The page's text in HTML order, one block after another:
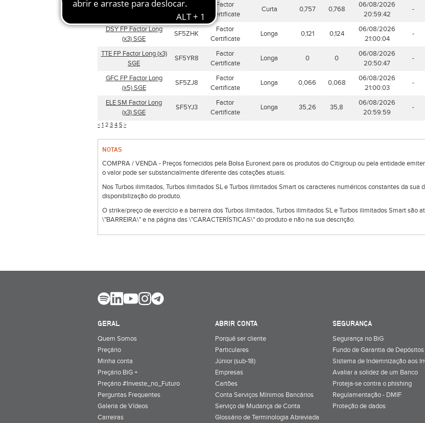
EDPR PL Factor Short
SF5YKB
Factor
Certificate
Curta 0,757 0,768
06/08/2026
20:59:42
-
DSY FP Factor Long
(x3) SGE
SF5ZHK
Factor
Certificate
Longa 0,121 0,124
06/08/2026
21:00:04
-
TTE FP Factor Long (x3)
SGE
SF5YR8
Factor
Certificate
Longa 0 0
06/08/2026
20:50:47
-
GFC FP Factor Long
(x5) SGE
SF5ZJ8
Factor
Certificate
Longa 0,066 0,068
06/08/2026
21:00:03
-
ELE SM Factor Long
(x3) SGE
SF5YJ3
Factor
Certificate
Longa 35,26 35,8
06/08/2026
20:59:59
-
< 1 2 3 4 5 >
NOTAS
COMPRA / VENDA - Preços fornecidos pela Bolsa Euronext para os produtos do Citigroup ou pela entidade
o valor pode ser substancialmente diferente das cotações atuais.
Nos Turbos ilimitados, Turbos ilimitados SL e Turbos ilimitados Smart os caracteres numéricos constantes da
disponibilização do produto.
O strike/preço de exercício e a barreira dos Turbos ilimitados, Turbos ilimitados SL e Turbos ilimitados Smart são
\"BARREIRA\" e na página das \"CARACTERÍSTICAS\" do produto e não na sua descrição.
GERAL
Quem Somos
Preçário
Minha conta
Preçário BiG +
Preçário #Investe_no_Futuro
Perguntas Frequentes
Galeria de Vídeos
Carreiras
ABRIR CONTA
Porquê ser cliente
Particulares
Júnior (sub-18)
Empresas
Cartões
Conta Serviços Mínimos Bancários
Serviço de Mudança de Conta
Glossário de Terminologia Abreviada
SEGURANÇA
Segurança no BiG
Fundo de Garantia de Depósitos
Sistema de Indemnização aos
Avaliar a solidez de um Banco
Proteja-se contra o phishing
Regulamentação - DMIF
Proteção de dados